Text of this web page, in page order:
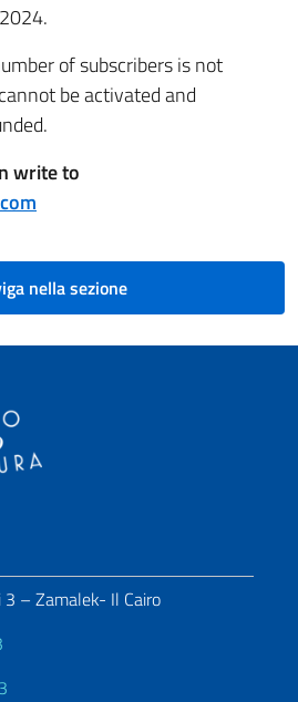
of subscribers is not
be activated and
write to
nella sezione
– Zamalek- Il Cairo